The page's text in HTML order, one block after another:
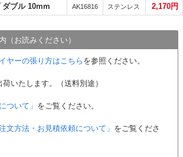
ダブル 10mm
AK16816 ステンレス 2,170円
（お読みください）
ヤーの張り方はこちら を参照ください。
いたします。（送料別途）
ついて」 をご覧ください。
注文方法・お見積依頼について」 をご覧くださ